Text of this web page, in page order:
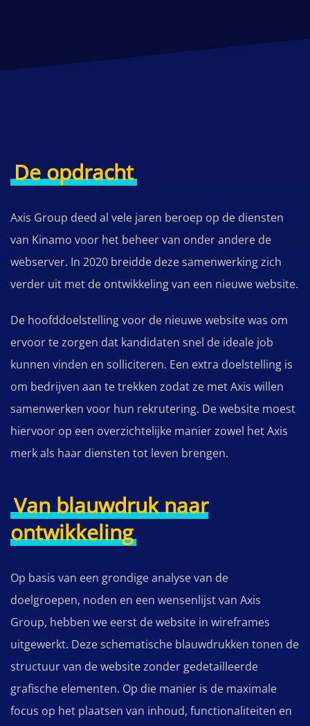
De opdracht
Axis Group deed al vele jaren beroep op de diensten
van Kinamo voor het beheer van onder andere de
webserver. In 2020 breidde deze samenwerking zich
verder uit met de ontwikkeling van een nieuwe website.
De hoofddoelstelling voor de nieuwe website was om
ervoor te zorgen dat kandidaten snel de ideale job
kunnen vinden en solliciteren. Een extra doelstelling is
om bedrijven aan te trekken zodat ze met Axis willen
samenwerken voor hun rekrutering. De website moest
hiervoor op een overzichtelijke manier zowel het Axis
merk als haar diensten tot leven brengen.
Van blauwdruk naar
ontwikkeling
Op basis van een grondige analyse van de
doelgroepen, noden en een wensenlijst van Axis
Group, hebben we eerst de website in wireframes
uitgewerkt. Deze schematische blauwdrukken tonen de
structuur van de website zonder gedetailleerde
grafische elementen. Op die manier is de maximale
focus op het plaatsen van inhoud, functionaliteiten en